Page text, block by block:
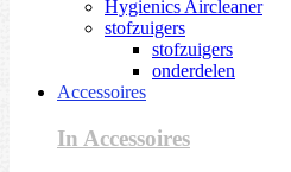
Hygienics Aircleaner
stofzuigers
stofzuigers
onderdelen
Accessoires
In Accessoires